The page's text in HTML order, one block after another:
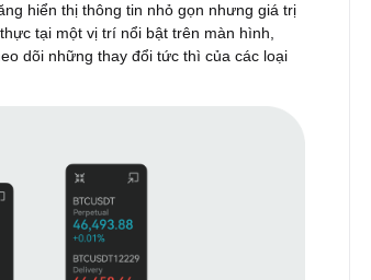
hiển thị thông tin nhỏ gọn nhưng giá trị
tại một vị trí nổi bật trên màn hình,
dõi những thay đổi tức thì của các loại